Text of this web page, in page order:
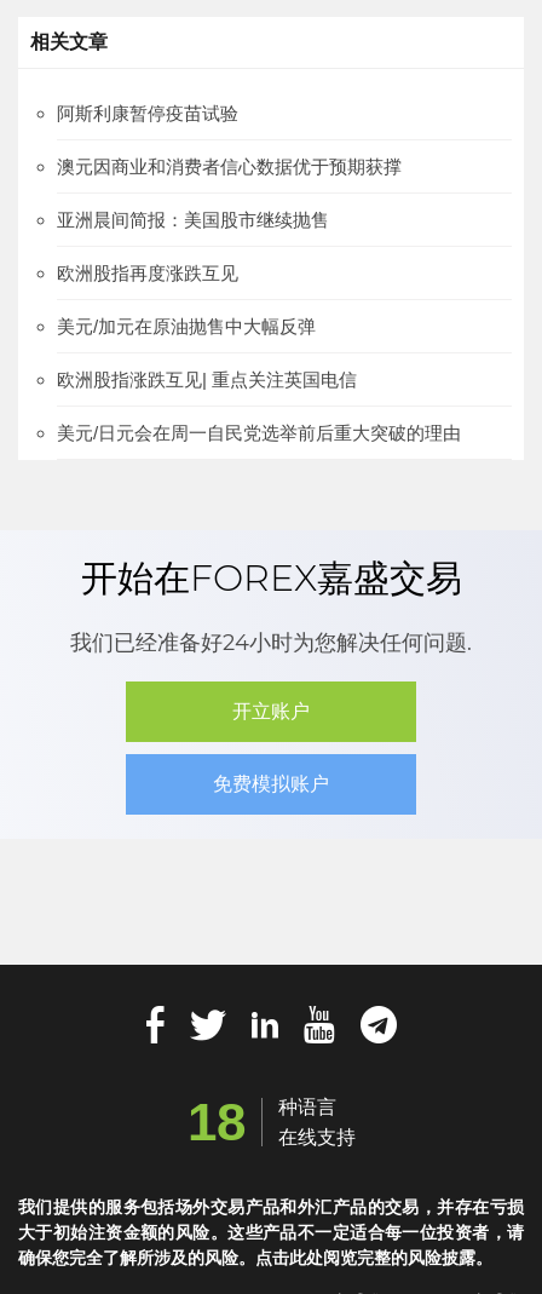
相关文章
阿斯利康暂停疫苗试验
澳元因商业和消费者信心数据优于预期获撑
亚洲晨间简报：美国股市继续抛售
欧洲股指再度涨跌互见
美元/加元在原油抛售中大幅反弹
欧洲股指涨跌互见| 重点关注英国电信
美元/日元会在周一自民党选举前后重大突破的理由
开始在FOREX嘉盛交易
我们已经准备好24小时为您解决任何问题.
开立账户
免费模拟账户
18
种语言
在线支持
我们提供的服务包括场外交易产品和外汇产品的交易，并存在亏损
大于初始注资金额的风险。这些产品不一定适合每一位投资者，请
确保您完全了解所涉及的风险。点击此处阅览完整的风险披露。